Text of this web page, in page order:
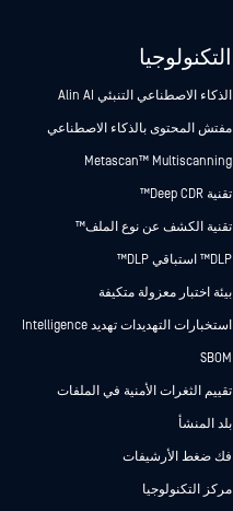
التكنولوجيا
الذكاء الاصطناعي التنبئي Alin AI
مفتش المحتوى بالذكاء الاصطناعي
Metascan™ Multiscanning
تقنية Deep CDR™
تقنية الكشف عن نوع الملف™
DLP™ استباقي DLP™
بيئة اختبار معزولة متكيفة
استخبارات التهديدات تهديد Intelligence
SBOM
تقييم الثغرات الأمنية في الملفات
بلد المنشأ
فك ضغط الأرشيفات
مركز التكنولوجيا